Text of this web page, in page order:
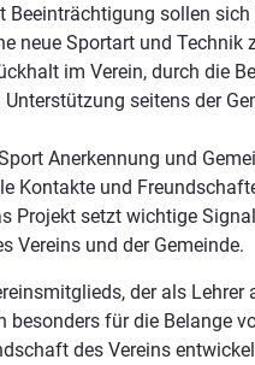
Beeinträchtigung sollen
neue Sportart und Technik
im Verein, durch die
seitens der
Anerkennung und
Kontakte und
Projekt setzt wichtige
Vereins und der Gemeinde.
der als Lehrer
für die Belange
des Vereins